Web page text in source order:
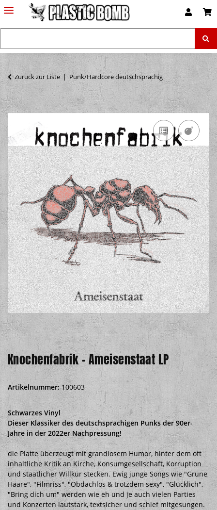
Zurück zur Liste Punk/Hardcore deutschsprachig
Knochenfabrik - Ameisenstaat LP
Artikelnummer:100603
Schwarzes Vinyl
Dieser Klassiker des deutschsprachigen Punks der 90er-
Jahre in der 2022er Nachpressung!
die Platte überzeugt mit grandiosem Humor, hinter dem oft
inhaltliche Kritik an Kirche, Konsumgesellschaft, Korruption
und staatlicher Willkür stecken. Ewig junge Songs wie "Grüne
Haare", "Filmriss", "Obdachlos & trotzdem sexy", "Glücklich",
"Bring dich um" werden wie eh und je auch vielen Parties
und Konzerten lautstark, textsicher und schief mitgesungen.